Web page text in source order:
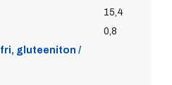
15,4
0,8
gluteeniton /